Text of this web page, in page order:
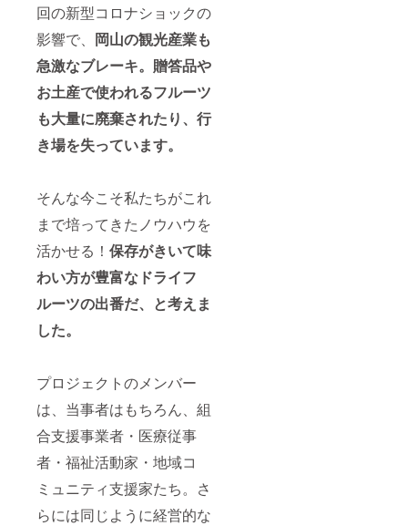
回の新型コロナショックの
影響で、 岡山の観光産業も
急激なブレーキ。贈答品や
お土産で使われるフルーツ
も大量に廃棄されたり、行
き場を失っています。
そんな今こそ私たちがこれ
まで培ってきたノウハウを
活かせる！ 保存がきいて味
わい方が豊富なドライフ
ルーツの出番だ、と考えま
した。
プロジェクトのメンバー
は、当事者はもちろん、組
合支援事業者・医療従事
者・福祉活動家・地域コ
ミュニティ支援家たち。さ
らには同じように経営的な